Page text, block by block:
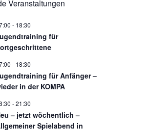
Veranstaltungen
- 18:30
für
- 18:30
für Anfänger –
in der KOMPA
-21:30
– jetzt wöchentlich –
Spielabend in